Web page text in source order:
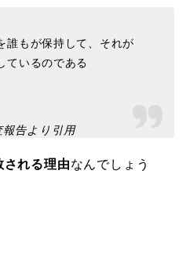
誰もが保持して、それが
ているのである
告より引用
される理由なんでしょう